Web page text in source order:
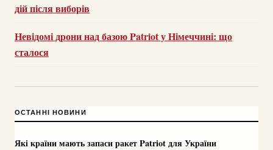
дій після виборів
Невідомі дрони над базою Patriot у Німеччині: що
сталося
ОСТАННІ НОВИНИ
Які країни мають запаси ракет Patriot для України